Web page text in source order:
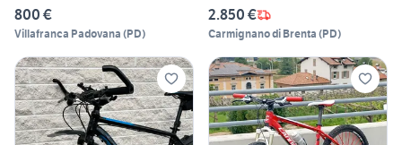
800 €
Villafranca Padovana (PD)
2.850 €
Carmignano di Brenta (PD)